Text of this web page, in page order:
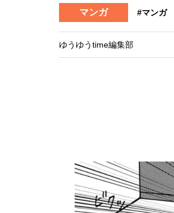
マンガ #マンガ
ゆうゆうtime編集部